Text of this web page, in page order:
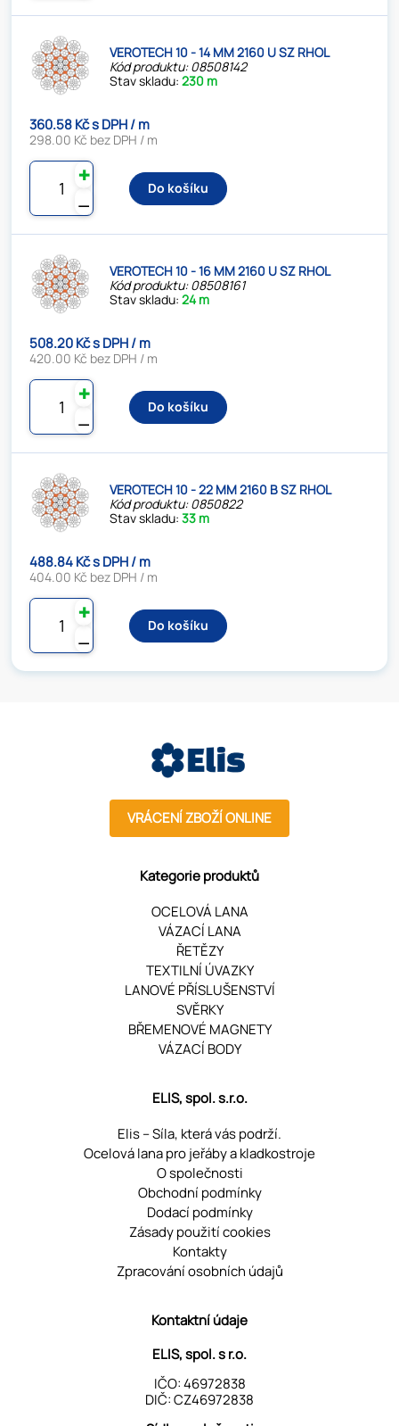
VEROTECH 10 - 14 MM 2160 U SZ RHOL
Kód produktu: 08508142
Stav skladu:230 m
360.58 Kč s DPH / m
298.00 Kč bez DPH / m
⚊
✚
Do košíku
VEROTECH 10 - 16 MM 2160 U SZ RHOL
Kód produktu: 08508161
Stav skladu:24 m
508.20 Kč s DPH / m
420.00 Kč bez DPH / m
⚊
✚
Do košíku
VEROTECH 10 - 22 MM 2160 B SZ RHOL
Kód produktu: 0850822
Stav skladu:33 m
488.84 Kč s DPH / m
404.00 Kč bez DPH / m
⚊
✚
Do košíku
VRÁCENÍ ZBOŽÍ ONLINE
Kategorie produktů
OCELOVÁ LANA
VÁZACÍ LANA
ŘETĚZY
TEXTILNÍ ÚVAZKY
LANOVÉ PŘÍSLUŠENSTVÍ
SVĚRKY
BŘEMENOVÉ MAGNETY
VÁZACÍ BODY
ELIS, spol. s.r.o.
Elis – Síla, která vás podrží.
Ocelová lana pro jeřáby a kladkostroje
O společnosti
Obchodní podmínky
Dodací podmínky
Zásady použití cookies
Kontakty
Zpracování osobních údajů
Kontaktní údaje
ELIS, spol. s r.o.
IČO: 46972838
DIČ: CZ46972838